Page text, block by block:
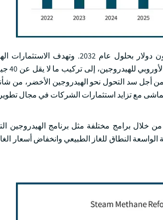
ومن المتوقع أن ينمو أكثر من 1.2 بليون دولار بحلول عام 2032.
السياسات الموجهة نحو تطوير
الهيدروجين الأزرق من أجل سد التحول نحو الهيدروجين الأخضر،
مع تزايد استثمارات الشركات في مجال
خلال برامج مختلفة مثل برنامج الهيدروجين
النطاق للغاز الطبيعي وانخفاض أسعار